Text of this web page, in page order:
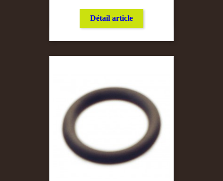
Détail article